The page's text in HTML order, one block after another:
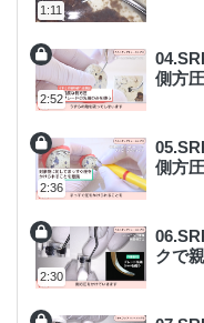
1:11
2:52
側方
2:36
側方
2:30
クで